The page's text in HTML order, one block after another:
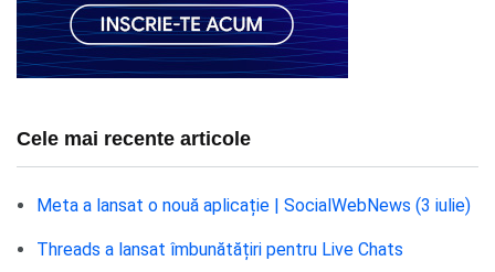
Cele mai recente articole
Meta a lansat o nouă aplicație | SocialWebNews (3 iulie)
Threads a lansat îmbunătățiri pentru Live Chats